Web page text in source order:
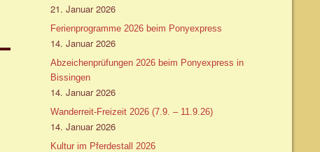
21. Januar 2026
Ferienprogramme 2026 beim Ponyexpress
14. Januar 2026
Abzeichenprüfungen 2026 beim Ponyexpress in
Bissingen
14. Januar 2026
Wanderreit-Freizeit 2026 (7.9. – 11.9.26)
14. Januar 2026
Kultur im Pferdestall 2026